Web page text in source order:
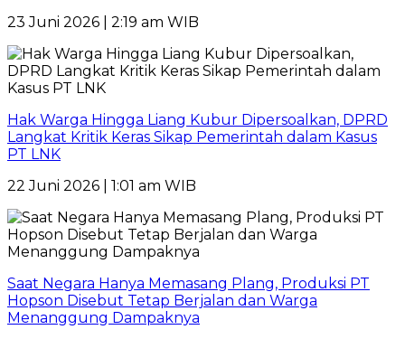
23 Juni 2026 | 2:19 am WIB
Hak Warga Hingga Liang Kubur Dipersoalkan, DPRD
Langkat Kritik Keras Sikap Pemerintah dalam Kasus
PT LNK
22 Juni 2026 | 1:01 am WIB
Saat Negara Hanya Memasang Plang, Produksi PT
Hopson Disebut Tetap Berjalan dan Warga
Menanggung Dampaknya